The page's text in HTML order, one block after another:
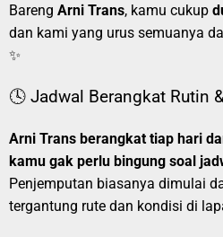
Bareng Arni Trans, kamu cukup
dan kami yang urus semuanya
✨
🕓 Jadwal Berangkat Rutin
Arni Trans berangkat tiap hari
kamu gak perlu bingung soal
Penjemputan biasanya dimulai
tergantung rute dan kondisi di